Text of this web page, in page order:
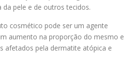
pele e de outros tecidos.
cosmético pode ser um agente
aumento na proporção do mesmo e
afetados pela dermatite atópica e